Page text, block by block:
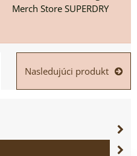
Merch Store SUPERDRY
Nasledujúci produkt